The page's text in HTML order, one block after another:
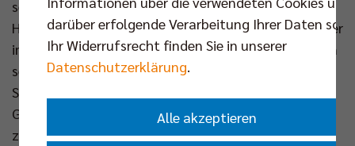
seinem gefürchteten Block gegen den
Hinterfeldangriff von Moritz Reichert zu (14:12). Aber
im Anschluss musste der 2.14-Meter-Mann auch von
seinen ehemaligen Teamkollegen Krick und Ruben
Schott einen Block und ein Ass verdauen (17:12).
Gästecoach Hafner hatte im Zuspiel die Wahl
zwischen zwei Generationen. Der Coach des
darüber erfolgende Verarbeitung Ihrer Daten
Ihr Widerrufsrecht finden Sie in unserer
Datenschutzerklärung.
Alle akzeptieren